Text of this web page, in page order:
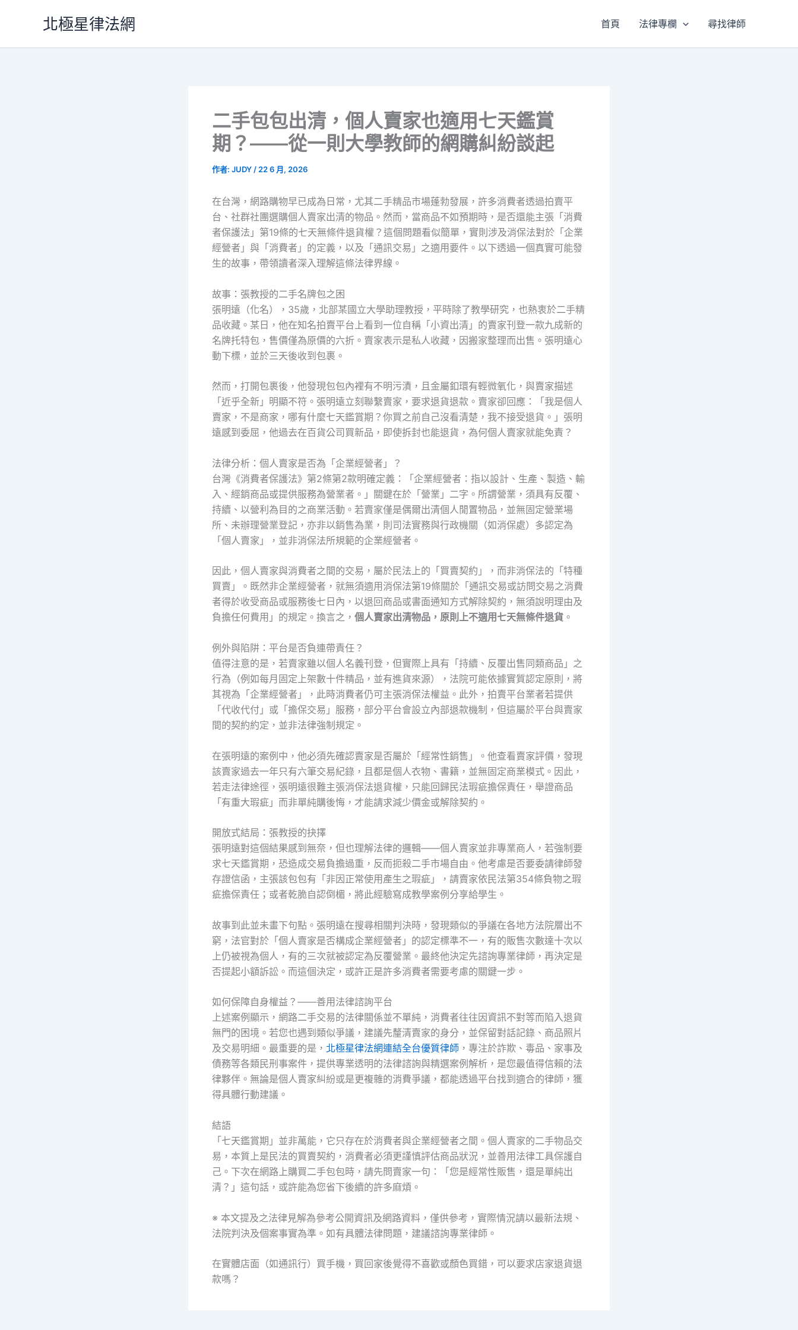
北極星律法網 首頁 法律專欄 尋找律師
二手包包出清，個人賣家也適用七天鑑賞
期？——從一則大學教師的網購糾紛談起
作者: JUDY / 22 6 月, 2026
在台灣，網路購物早已成為日常，尤其二手精品市場蓬勃發展，許多消費者透過拍賣平
台、社群社團選購個人賣家出清的物品。然而，當商品不如預期時，是否還能主張「消費
者保護法」第19條的七天無條件退貨權？這個問題看似簡單，實則涉及消保法對於「企業
經營者」與「消費者」的定義，以及「通訊交易」之適用要件。以下透過一個真實可能發
生的故事，帶領讀者深入理解這條法律界線。
故事：張教授的二手名牌包之困
張明遠（化名），35歲，北部某國立大學助理教授，平時除了教學研究，也熱衷於二手精
品收藏。某日，他在知名拍賣平台上看到一位自稱「小資出清」的賣家刊登一款九成新的
名牌托特包，售價僅為原價的六折。賣家表示是私人收藏，因搬家整理而出售。張明遠心
動下標，並於三天後收到包裹。
然而，打開包裹後，他發現包包內裡有不明污漬，且金屬釦環有輕微氧化，與賣家描述
「近乎全新」明顯不符。張明遠立刻聯繫賣家，要求退貨退款。賣家卻回應：「我是個人
賣家，不是商家，哪有什麼七天鑑賞期？你買之前自己沒看清楚，我不接受退貨。」張明
遠感到委屈，他過去在百貨公司買新品，即使拆封也能退貨，為何個人賣家就能免責？
法律分析：個人賣家是否為「企業經營者」？
台灣《消費者保護法》第2條第2款明確定義：「企業經營者：指以設計、生產、製造、輸
入、經銷商品或提供服務為營業者。」關鍵在於「營業」二字。所謂營業，須具有反覆、
持續、以營利為目的之商業活動。若賣家僅是偶爾出清個人閒置物品，並無固定營業場
所、未辦理營業登記，亦非以銷售為業，則司法實務與行政機關（如消保處）多認定為
「個人賣家」，並非消保法所規範的企業經營者。
因此，個人賣家與消費者之間的交易，屬於民法上的「買賣契約」，而非消保法的「特種
買賣」。既然非企業經營者，就無須適用消保法第19條關於「通訊交易或訪問交易之消費
者得於收受商品或服務後七日內，以退回商品或書面通知方式解除契約，無須說明理由及
負擔任何費用」的規定。換言之， 個人賣家出清物品，原則上不適用七天無條件退貨 。
例外與陷阱：平台是否負連帶責任？
值得注意的是，若賣家雖以個人名義刊登，但實際上具有「持續、反覆出售同類商品」之
行為（例如每月固定上架數十件精品，並有進貨來源），法院可能依據實質認定原則，將
其視為「企業經營者」，此時消費者仍可主張消保法權益。此外，拍賣平台業者若提供
「代收代付」或「擔保交易」服務，部分平台會設立內部退款機制，但這屬於平台與賣家
間的契約約定，並非法律強制規定。
在張明遠的案例中，他必須先確認賣家是否屬於「經常性銷售」。他查看賣家評價，發現
該賣家過去一年只有六筆交易紀錄，且都是個人衣物、書籍，並無固定商業模式。因此，
若走法律途徑，張明遠很難主張消保法退貨權，只能回歸民法瑕疵擔保責任，舉證商品
「有重大瑕疵」而非單純購後悔，才能請求減少價金或解除契約。
開放式結局：張教授的抉擇
張明遠對這個結果感到無奈，但也理解法律的邏輯——個人賣家並非專業商人，若強制要
求七天鑑賞期，恐造成交易負擔過重，反而扼殺二手市場自由。他考慮是否要委請律師發
存證信函，主張該包包有「非因正常使用產生之瑕疵」，請賣家依民法第354條負物之瑕
疵擔保責任；或者乾脆自認倒楣，將此經驗寫成教學案例分享給學生。
故事到此並未畫下句點。張明遠在搜尋相關判決時，發現類似的爭議在各地方法院層出不
窮，法官對於「個人賣家是否構成企業經營者」的認定標準不一，有的販售次數達十次以
上仍被視為個人，有的三次就被認定為反覆營業。最終他決定先諮詢專業律師，再決定是
否提起小額訴訟。而這個決定，或許正是許多消費者需要考慮的關鍵一步。
如何保障自身權益？——善用法律諮詢平台
上述案例顯示，網路二手交易的法律關係並不單純，消費者往往因資訊不對等而陷入退貨
無門的困境。若您也遇到類似爭議，建議先釐清賣家的身分，並保留對話記錄、商品照片
及交易明細。最重要的是， 北極星律法網連結全台優質律師 ，專注於詐欺、毒品、家事及
債務等各類民刑事案件，提供專業透明的法律諮詢與精選案例解析，是您最值得信賴的法
律夥伴。無論是個人賣家糾紛或是更複雜的消費爭議，都能透過平台找到適合的律師，獲
得具體行動建議。
結語
「七天鑑賞期」並非萬能，它只存在於消費者與企業經營者之間。個人賣家的二手物品交
易，本質上是民法的買賣契約，消費者必須更謹慎評估商品狀況，並善用法律工具保護自
己。下次在網路上購買二手包包時，請先問賣家一句：「您是經常性販售，還是單純出
清？」這句話，或許能為您省下後續的許多麻煩。
※ 本文提及之法律見解為參考公開資訊及網路資料，僅供參考，實際情況請以最新法規、
法院判決及個案事實為準。如有具體法律問題，建議諮詢專業律師。
在實體店面（如通訊行）買手機，買回家後覺得不喜歡或顏色買錯，可以要求店家退貨退
款嗎？